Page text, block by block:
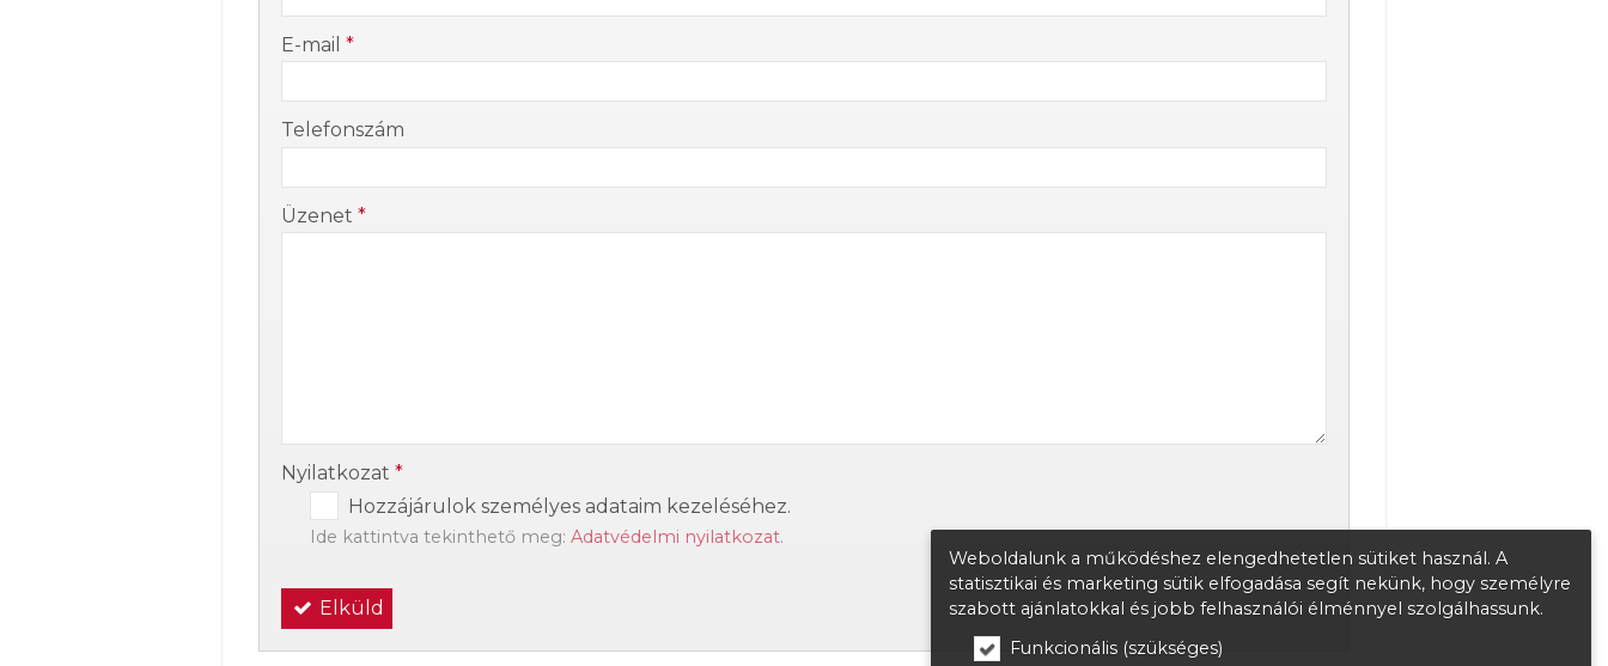
-
E-mail *
Telefonszám
Üzenet *
Nyilatkozat *
Hozzájárulok személyes adataim kezeléséhez.
Ide kattintva tekinthető meg: Adatvédelmi nyilatkozat.
Elküld
Weboldalunk a működéshez elengedhetetlen sütiket használ. A
statisztikai és marketing sütik elfogadása segít nekünk, hogy személyre
szabott ajánlatokkal és jobb felhasználói élménnyel szolgálhassunk.
Funkcionális (szükséges)